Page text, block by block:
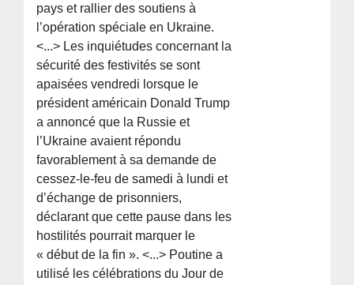
pays et rallier des soutiens à
l’opération spéciale en Ukraine.
<...> Les inquiétudes concernant la
sécurité des festivités se sont
apaisées vendredi lorsque le
président américain Donald Trump
a annoncé que la Russie et
l’Ukraine avaient répondu
favorablement à sa demande de
cessez-le-feu de samedi à lundi et
d’échange de prisonniers,
déclarant que cette pause dans les
hostilités pourrait marquer le
« début de la fin ». <...> Poutine a
utilisé les célébrations du Jour de